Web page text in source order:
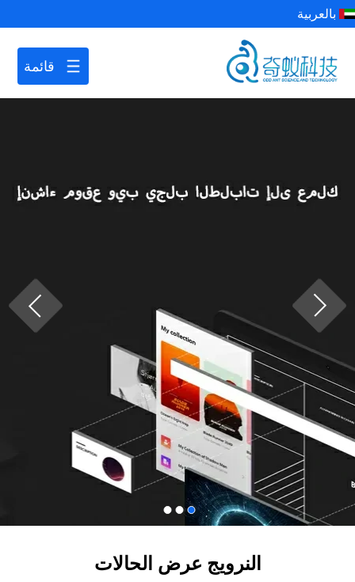
بالعربية
قائمة
النرويج‎ عرض الحالات